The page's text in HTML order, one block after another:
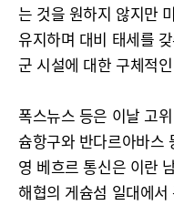
는 것을 원하지 않지만
유지하며 대비 태세를
군 시설에 대한 구체적
폭스뉴스 등은 이날 고
슘항구와 반다르아바스
영 베흐르 통신은 이란
해협의 게슘섬 일대에